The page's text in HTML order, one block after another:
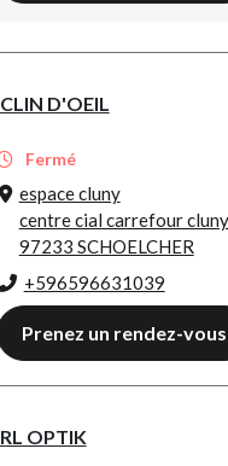
CLIN D'OEIL
Fermé
espace cluny
centre cial carrefour cluny
97233 SCHOELCHER
+596596631039
Prenez un rendez-vous
RL OPTIK